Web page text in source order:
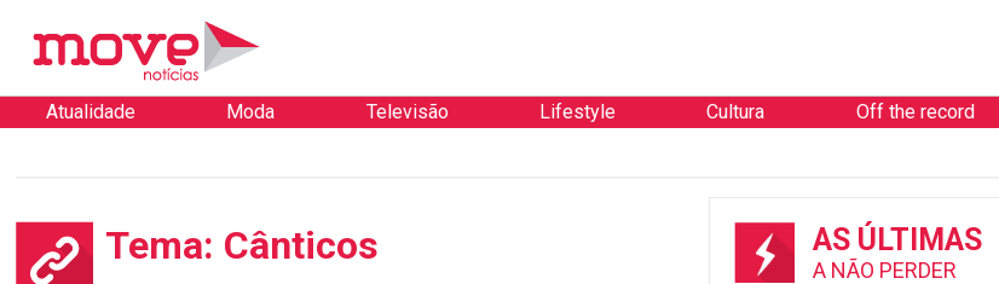
Atualidade Moda Televisão Lifestyle Cultura Off the record
Tema: Cânticos AS ÚLTIMAS
A NÃO PERDER